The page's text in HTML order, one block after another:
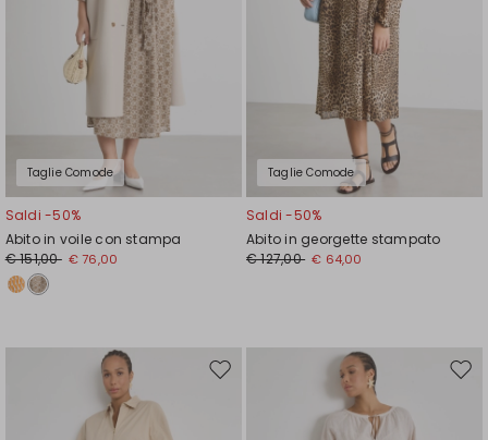
Taglie Comode
Saldi -50%
Abito in voile con stampa
€ 151,00 € 76,00
Taglie Comode
Saldi -50%
Abito in georgette stampato
€ 127,00 € 64,00
Sposta